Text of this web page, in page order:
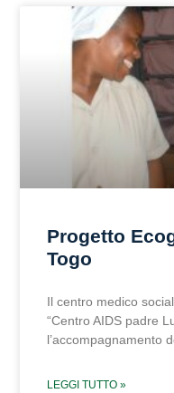
Progetto
Togo
Il centro medico
“Centro AIDS padre
l’accompagnamento
LEGGI TUTTO »